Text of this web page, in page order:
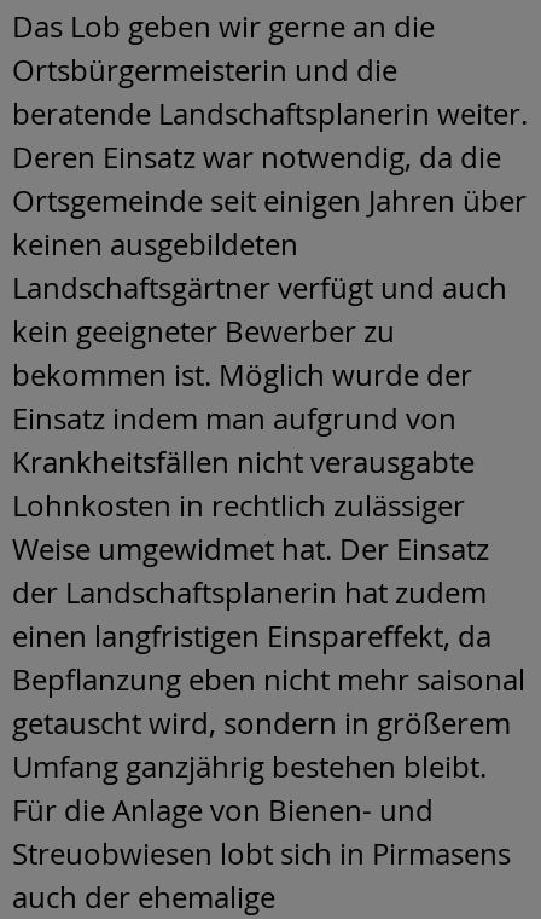
Das Lob geben wir gerne an die
Ortsbürgermeisterin und die
beratende Landschaftsplanerin weiter.
Deren Einsatz war notwendig, da die
Ortsgemeinde seit einigen Jahren über
keinen ausgebildeten
Landschaftsgärtner verfügt und auch
kein geeigneter Bewerber zu
bekommen ist. Möglich wurde der
Einsatz indem man aufgrund von
Krankheitsfällen nicht verausgabte
Lohnkosten in rechtlich zulässiger
Weise umgewidmet hat. Der Einsatz
der Landschaftsplanerin hat zudem
einen langfristigen Einspareffekt, da
Bepflanzung eben nicht mehr saisonal
getauscht wird, sondern in größerem
Umfang ganzjährig bestehen bleibt.
Für die Anlage von Bienen- und
Streuobwiesen lobt sich in Pirmasens
auch der ehemalige